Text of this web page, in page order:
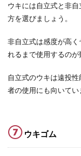
ウキには自立式と非
方を選びましょう。
非自立式は感度が高
れるまで使用するのが
自立式のウキは遠投
者の使用にも向いてい
⑦ ウキゴム